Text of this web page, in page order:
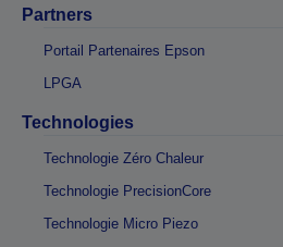
Partners
Portail Partenaires Epson
LPGA
Technologies
Technologie Zéro Chaleur
Technologie PrecisionCore
Technologie Micro Piezo